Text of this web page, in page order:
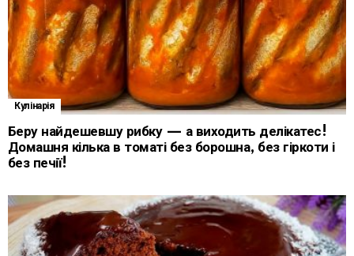
Кулінарія
Беру найдешевшу рибку — а виходить делікатес!
Домашня кілька в томаті без борошна, без гіркоти і
без печії!